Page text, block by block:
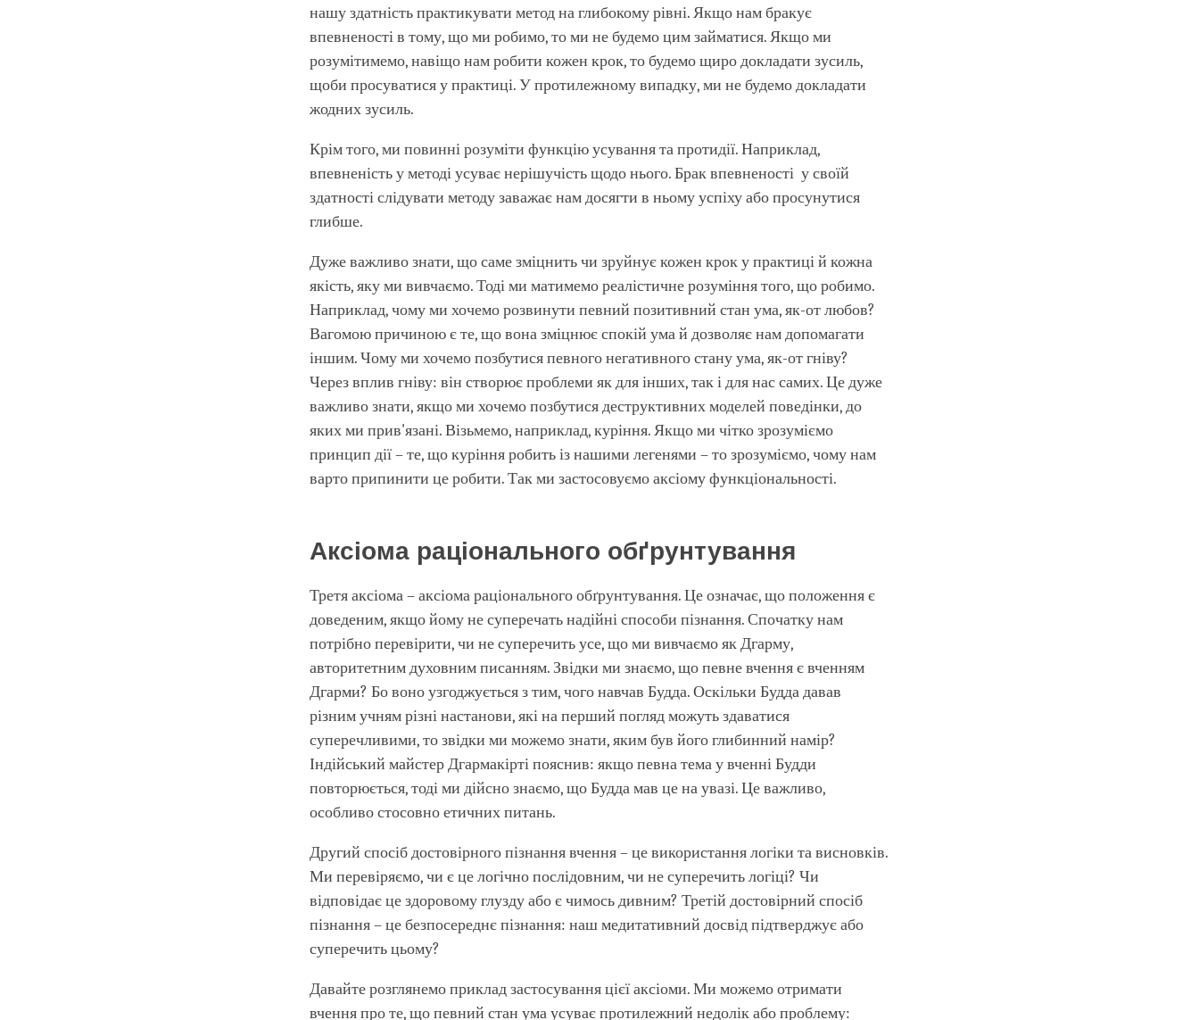
нашу здатність практикувати метод на глибокому рівні. Якщо нам бракує
впевненості в тому, що ми робимо, то ми не будемо цим займатися. Якщо ми
розумітимемо, навіщо нам робити кожен крок, то будемо щиро докладати зусиль,
щоби просуватися у практиці. У протилежному випадку, ми не будемо докладати
жодних зусиль.
Крім того, ми повинні розуміти функцію усування та протидії. Наприклад,
впевненість у методі усуває нерішучість щодо нього. Брак впевненості у своїй
здатності слідувати методу заважає нам досягти в ньому успіху або просунутися
глибше.
Дуже важливо знати, що саме зміцнить чи зруйнує кожен крок у практиці й кожна
якість, яку ми вивчаємо. Тоді ми матимемо реалістичне розуміння того, що робимо.
Наприклад, чому ми хочемо розвинути певний позитивний стан ума, як-от любов?
Вагомою причиною є те, що вона зміцнює спокій ума й дозволяє нам допомагати
іншим. Чому ми хочемо позбутися певного негативного стану ума, як-от гніву?
Через вплив гніву: він створює проблеми як для інших, так і для нас самих. Це дуже
важливо знати, якщо ми хочемо позбутися деструктивних моделей поведінки, до
яких ми прив'язані. Візьмемо, наприклад, куріння. Якщо ми чітко зрозуміємо
принцип дії – те, що куріння робить із нашими легенями – то зрозуміємо, чому нам
варто припинити це робити. Так ми застосовуємо аксіому функціональності.
Аксіома раціонального обґрунтування
Третя аксіома – аксіома раціонального обґрунтування. Це означає, що положення є
доведеним, якщо йому не суперечать надійні способи пізнання. Спочатку нам
потрібно перевірити, чи не суперечить усе, що ми вивчаємо як Дгарму,
авторитетним духовним писанням. Звідки ми знаємо, що певне вчення є вченням
Дгарми? Бо воно узгоджується з тим, чого навчав Будда. Оскільки Будда давав
різним учням різні настанови, які на перший погляд можуть здаватися
суперечливими, то звідки ми можемо знати, яким був його глибинний намір?
Індійський майстер Дгармакірті пояснив: якщо певна тема у вченні Будди
повторюється, тоді ми дійсно знаємо, що Будда мав це на увазі. Це важливо,
особливо стосовно етичних питань.
Другий спосіб достовірного пізнання вчення – це використання логіки та висновків.
Ми перевіряємо, чи є це логічно послідовним, чи не суперечить логіці? Чи
відповідає це здоровому глузду або є чимось дивним? Третій достовірний спосіб
пізнання – це безпосереднє пізнання: наш медитативний досвід підтверджує або
суперечить цьому?
Давайте розглянемо приклад застосування цієї аксіоми. Ми можемо отримати
вчення про те, що певний стан ума усуває протилежний недолік або проблему: